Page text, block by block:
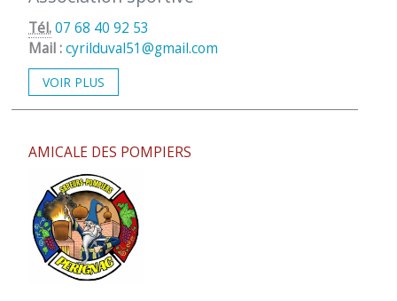
Tél.07 68 40 92 53
Mail :cyrilduval51@gmail.com
VOIR PLUS
AMICALE DES POMPIERS